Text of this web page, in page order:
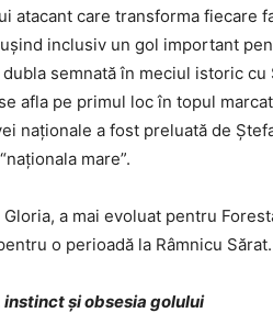
atacant care transforma
inclusiv un gol important
semnată în meciul istoric
afla pe primul loc în topul
naţionale a fost preluată de
mare”.
a mai evoluat pentru
o perioadă la Râmnicu Sărat.
instinct și obsesia golului